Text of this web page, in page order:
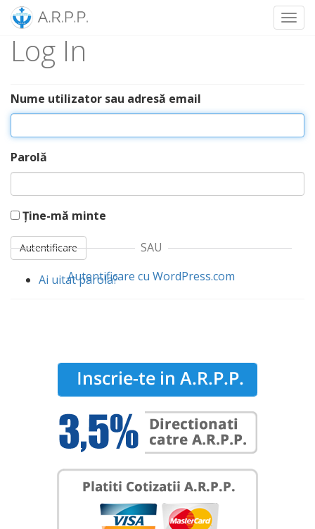
SkipLog In
Nume utilizator sau adresă email
Parolă
SAU
Autentificare cu WordPress.com
Ține-mă minte
Autentificare
Ai uitat parola?